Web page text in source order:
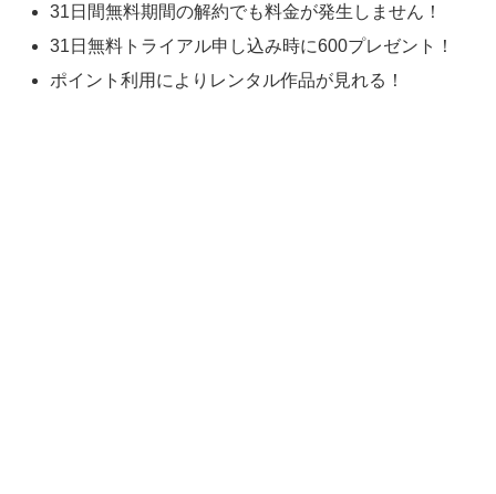
31日間無料期間の解約でも料金が発生しません！
31日無料トライアル申し込み時に600プレゼント！
ポイント利用によりレンタル作品が見れる！